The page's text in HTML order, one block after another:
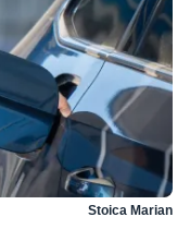
Stoica Marian